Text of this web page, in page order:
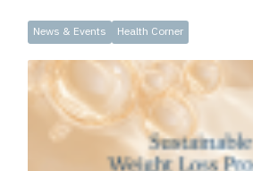
News & Events Health Corner